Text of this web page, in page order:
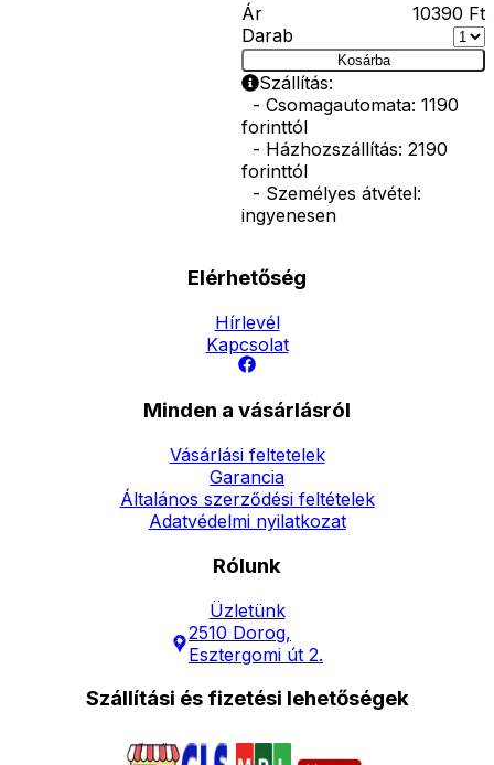
Ár
10390 Ft
Darab
Kosárba
Szállítás:
- Csomagautomata: 1190
forinttól
- Házhozszállítás: 2190
forinttól
- Személyes átvétel:
ingyenesen
Elérhetőség
Hírlevél
Kapcsolat
Minden a vásárlásról
Vásárlási feltetelek
Garancia
Általános szerződési feltételek
Adatvédelmi nyilatkozat
Rólunk
Üzletünk
2510 Dorog,
Esztergomi út 2.
Szállítási és fizetési lehetőségek